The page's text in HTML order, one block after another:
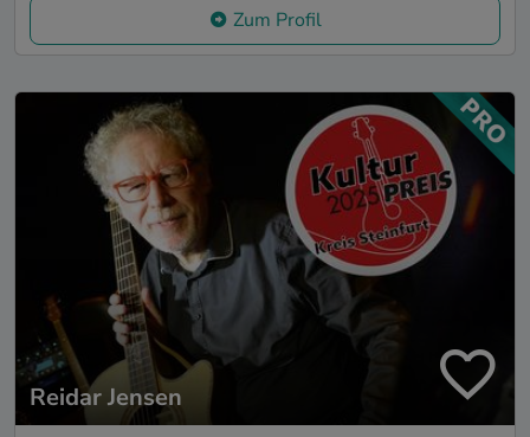
Zum Profil
Reidar Jensen